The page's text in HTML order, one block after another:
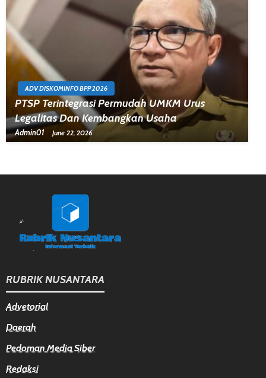
ADV DISKOMINFO BPP 2026
PTSP Terintegrasi Permudah UMKM Urus
Legalitas Dan Kembangkan Usaha
Admin01 June 22, 2026
RUBRIK NUSANTARA
Advetorial
Daerah
Pedoman Media Siber
Redaksi